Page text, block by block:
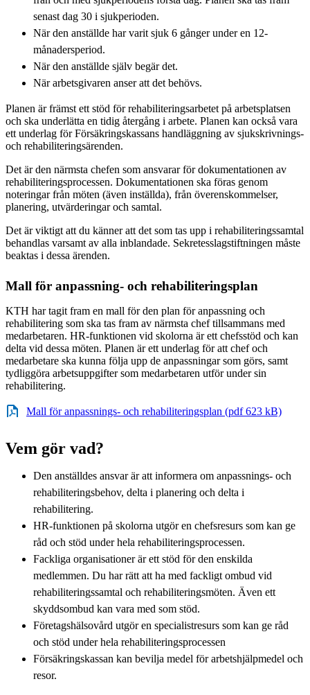
senast dag 30 i sjukperioden.
När den anställde har varit sjuk 6 gånger under en 12-
månadersperiod.
När den anställde själv begär det.
När arbetsgivaren anser att det behövs.
Planen är främst ett stöd för rehabiliteringsarbetet på arbetsplatsen
och ska underlätta en tidig återgång i arbete. Planen kan också vara
ett underlag för Försäkringskassans handläggning av sjukskrivnings-
och rehabiliteringsärenden.
Det är den närmsta chefen som ansvarar för dokumentationen av
rehabiliteringsprocessen. Dokumentationen ska föras genom
noteringar från möten (även inställda), från överenskommelser,
planering, utvärderingar och samtal.
Det är viktigt att du känner att det som tas upp i rehabiliteringssamtal
behandlas varsamt av alla inblandade. Sekretesslagstiftningen måste
beaktas i dessa ärenden.
Mall för anpassning- och rehabiliteringsplan
KTH har tagit fram en mall för den plan för anpassning och
rehabilitering som ska tas fram av närmsta chef tillsammans med
medarbetaren. HR-funktionen vid skolorna är ett chefsstöd och kan
delta vid dessa möten. Planen är ett underlag för att chef och
medarbetare ska kunna följa upp de anpassningar som görs, samt
tydliggöra arbetsuppgifter som medarbetaren utför under sin
rehabilitering.
Mall för anpassnings- och rehabiliteringsplan (pdf 623 kB)
Vem gör vad?
Den anställdes ansvar är att informera om anpassnings- och
rehabiliteringsbehov, delta i planering och delta i
rehabilitering.
HR-funktionen på skolorna utgör en chefsresurs som kan ge
råd och stöd under hela rehabiliteringsprocessen.
Fackliga organisationer är ett stöd för den enskilda
medlemmen. Du har rätt att ha med fackligt ombud vid
rehabiliteringssamtal och rehabiliteringsmöten. Även ett
skyddsombud kan vara med som stöd.
Företagshälsovård utgör en specialistresurs som kan ge råd
och stöd under hela rehabiliteringsprocessen
Försäkringskassan kan bevilja medel för arbetshjälpmedel och
resor.